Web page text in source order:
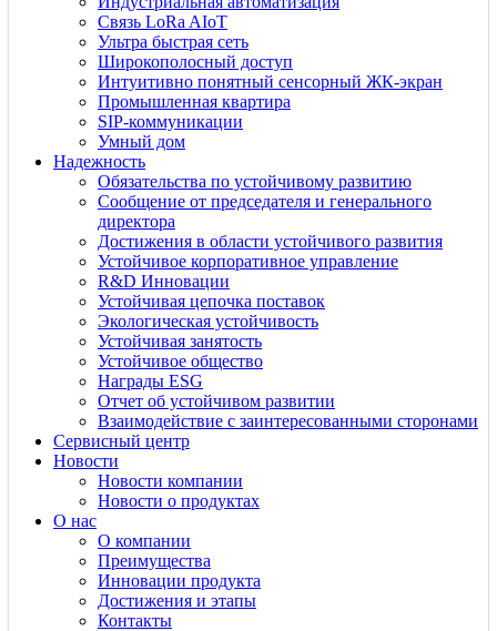
Связь LoRa AIoT
Ультра быстрая сеть
Широкополосный доступ
Интуитивно понятный сенсорный ЖК-экран
Промышленная квартира
SIP-коммуникации
Умный дом
Надежность
Обязательства по устойчивому развитию
Сообщение от председателя и генерального
директора
Достижения в области устойчивого развития
Устойчивое корпоративное управление
R&D Инновации
Устойчивая цепочка поставок
Экологическая устойчивость
Устойчивая занятость
Устойчивое общество
Награды ESG
Отчет об устойчивом развитии
Взаимодействие с заинтересованными сторонами
Сервисный центр
Новости
Новости компании
Новости о продуктах
О нас
О компании
Преимущества
Инновации продукта
Достижения и этапы
Контакты